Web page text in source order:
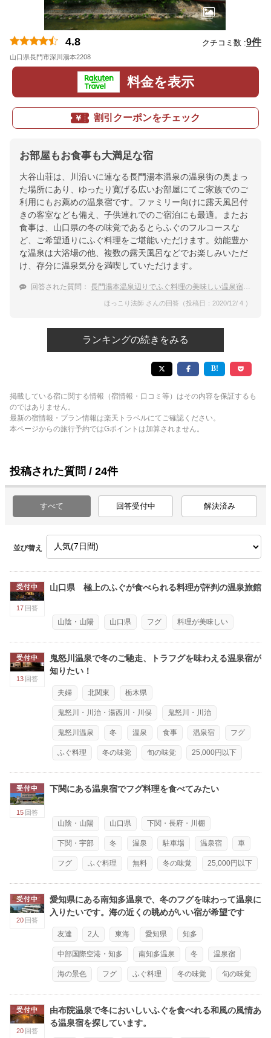
4.8 クチコミ数 :9件
山口県長門市深川湯本2208
料金を表示
割引クーポンをチェック
お部屋もお食事も大満足な宿
大谷山荘は、川沿いに連なる長門湯本温泉の温泉街の奥まっ
た場所にあり、ゆったり寛げる広いお部屋にてご家族でのご
利用にもお薦めの温泉宿です。ファミリー向けに露天風呂付
きの客室なども備え、子供連れでのご宿泊にも最適。またお
食事は、山口県の冬の味覚であるとらふぐのフルコースな
ど、ご希望通りにふぐ料理をご堪能いただけます。効能豊か
な温泉は大浴場の他、複数の露天風呂などでお楽しみいただ
け、存分に温泉気分を満喫していただけます。
回答された質問： 長門湯本温泉辺りでふぐ料理の美味しい温泉宿は？
ほっこり法師 さんの回答（投稿日：2020/12/ 4 ）
ランキングの続きをみる
掲載している宿に関する情報（宿情報・口コミ等）はその内容を保証するも
のではありません。
最新の宿情報・プラン情報は楽天トラベルにてご確認ください。
本ページからの旅行予約ではGポイントは加算されません。
投稿された質問 / 24件
すべて 回答受付中 解決済み
並び替え
受付中
17 回答
山口県 極上のふぐが食べられる料理が評判の温泉旅館
山陰・山陽 山口県 フグ 料理が美味しい
受付中
13 回答
鬼怒川温泉で冬のご馳走、トラフグを味わえる温泉宿が
知りたい！
夫婦 北関東 栃木県
鬼怒川・川治・湯西川・川俣 鬼怒川・川治
鬼怒川温泉 冬 温泉 食事 温泉宿 フグ
ふぐ料理 冬の味覚 旬の味覚 25,000円以下
受付中
15 回答
下関にある温泉宿でフグ料理を食べてみたい
山陰・山陽 山口県 下関・長府・川棚
下関・宇部 冬 温泉 駐車場 温泉宿 車
フグ ふぐ料理 無料 冬の味覚 25,000円以下
受付中
20 回答
愛知県にある南知多温泉で、冬のフグを味わって温泉に
入りたいです。海の近くの眺めがいい宿が希望です
友達 2人 東海 愛知県 知多
中部国際空港・知多 南知多温泉 冬 温泉宿
海の景色 フグ ふぐ料理 冬の味覚 旬の味覚
受付中
20 回答
由布院温泉で冬においしいふぐを食べれる和風の風情あ
る温泉宿を探しています。